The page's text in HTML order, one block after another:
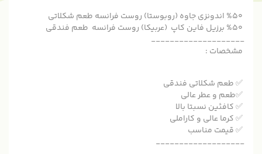
____________________
مشخصات :
✅ طعم شکلاتی فندقی
✅طعم و عطر عالی
✅ کافئین نسبتا بالا
✅ کرما عالی و کاراملی
✅ قیمت مناسب
___________________